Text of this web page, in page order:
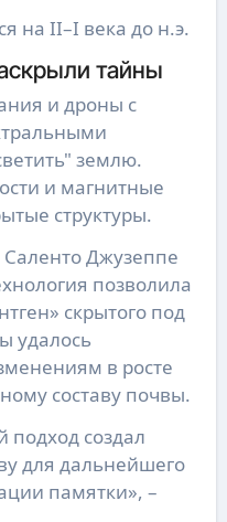
на II–I века до н.э.
тайны
и дроны с
землю.
и магнитные
структуры.
Джузеппе
позволила
скрытого под
удалось
в росте
составу почвы.
создал
для дальнейшего
памятки», –